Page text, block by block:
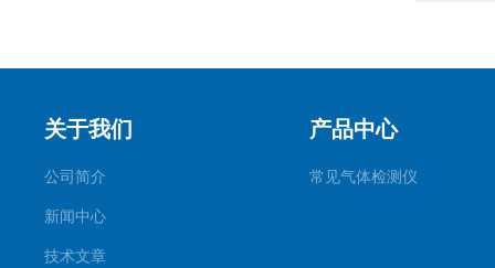
关于我们
公司简介
新闻中心
技术文章
产品中心
常见气体检测仪